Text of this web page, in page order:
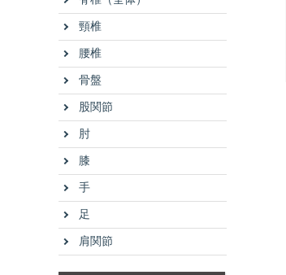
頸椎
腰椎
骨盤
股関節
肘
膝
手
足
肩関節